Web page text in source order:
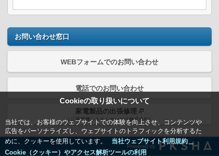
Cookieの取り扱いについて
当社では、お客様のウェブサイトでの体験を向上させ、コンテンツや
広告をパーソナライズし、ウェブサイトのトラフィックを分析するた
めに、クッキーを使用しています。
当社ウェブサイト利用規約＿
Cookie（クッキー）やアクセス解析ツールの利用
お問い合わせ窓口
WEBフォームでのお問い合わせ
電話でのお問い合わせ
家電製品の出張修理
（三菱電機システムサービス株式会社）
Powered by